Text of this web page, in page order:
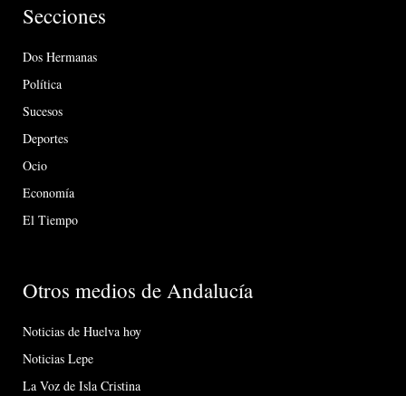
Secciones
Dos Hermanas
Política
Sucesos
Deportes
Ocio
Economía
El Tiempo
Otros medios de Andalucía
Noticias de Huelva hoy
Noticias Lepe
La Voz de Isla Cristina